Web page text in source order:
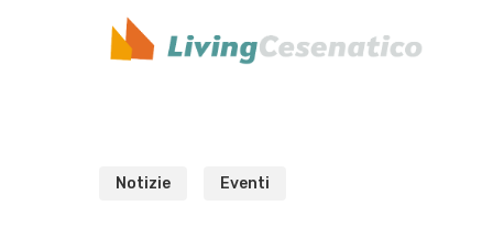
Notizie Eventi